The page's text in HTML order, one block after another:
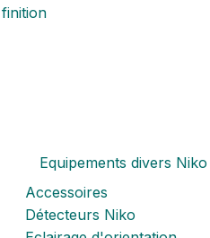
Equipements divers Niko
Accessoires
Détecteurs Niko